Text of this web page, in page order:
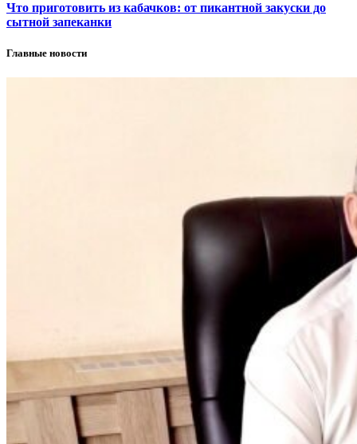
Что приготовить из кабачков: от пикантной закуски до
сытной запеканки
Главные новости